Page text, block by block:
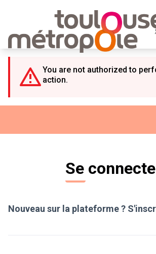
You are not authorized to
action.
Se
Nouveau sur la plateforme ?